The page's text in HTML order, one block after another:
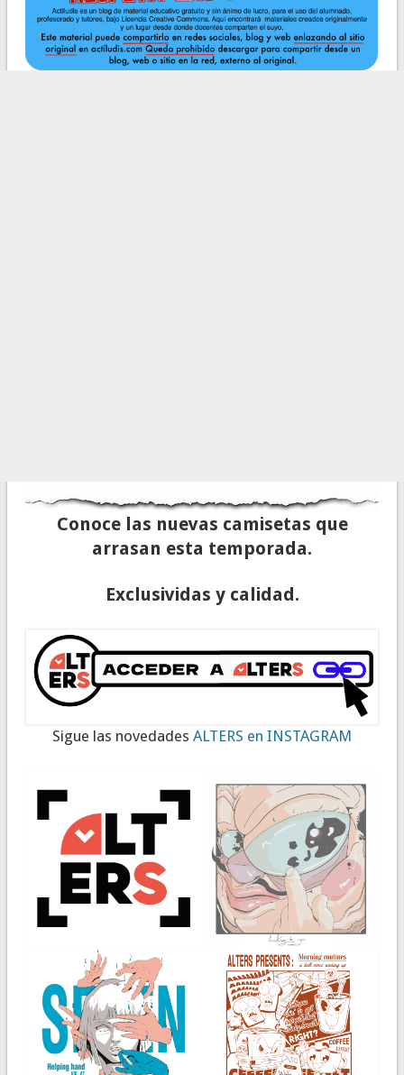
Conoce las nuevas camisetas que
arrasan esta temporada.
Exclusividas y calidad.
Sigue las novedades ALTERS en INSTAGRAM